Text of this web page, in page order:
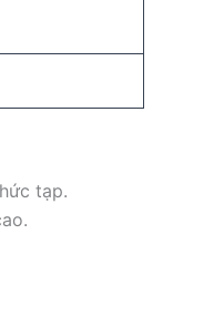
tạp.